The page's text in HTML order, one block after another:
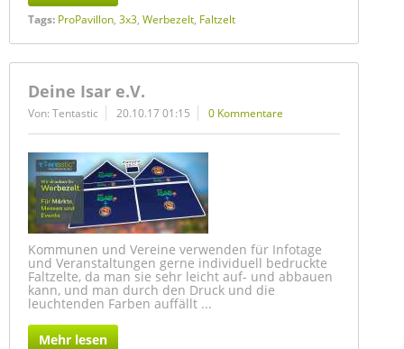
Tags: ProPavillon, 3x3, Werbezelt, Faltzelt
Deine Isar e.V.
Von: Tentastic 20.10.17 01:15 0 Kommentare
Kommunen und Vereine verwenden für Infotage
und Veranstaltungen gerne individuell bedruckte
Faltzelte, da man sie sehr leicht auf- und abbauen
kann, und man durch den Druck und die
leuchtenden Farben auffällt ...
Mehr lesen